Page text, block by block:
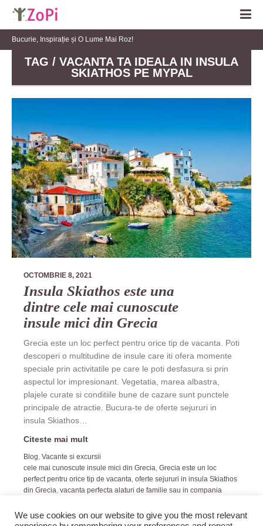
Bucurie, Inspirație și O Lume Mai Roz!
TAG / VACANTA TA IDEALA IN INSULA
SKIATHOS PE MYPAL
OCTOMBRIE 8, 2021
Insula Skiathos este una
dintre cele mai cunoscute
insule mici din Grecia
Grecia este un loc perfect pentru orice tip de vacanta. Poti
descoperi o multitudine de insule care iti ofera momente
speciale prin activitatile pe care le poti desfasura si prin
aspectul lor impresionant. Vegetatia, marea albastra,
plajele curate si conditiile bune de cazare sunt punctele
principale de atractie. Bucura-te de oferte sejururi in
insula Skiathos…
Citeste mai mult
Blog, Vacante si excursii
cele mai cunoscute insule mici din Grecia, Grecia este un loc
perfect pentru orice tip de vacanta, oferte sejururi in insula Skiathos
din Grecia, vacanta perfecta alaturi de familie sau in compania
We use cookies on our website to give you the most relevant